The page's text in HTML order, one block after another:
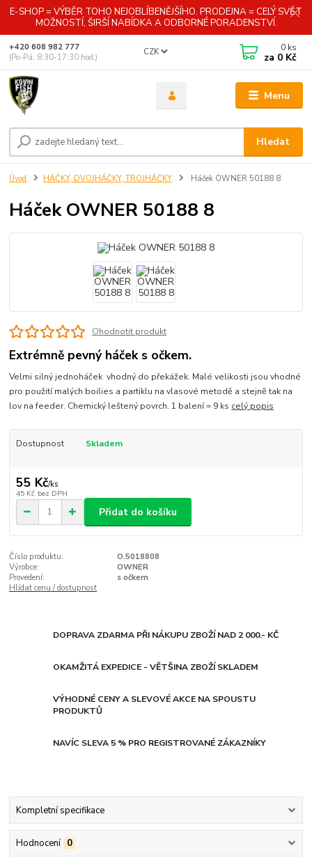
E-SHOP = VÝBĚR TOHO NEJOBLÍBENĚJŠÍHO. PRODEJNA = CELÝ SVĚT
MOŽNOSTÍ, ŠIRŠÍ NABÍDKA A ODBORNÉ PORADENSTVÍ.
Menu
CZK
Hledat
+420 608 982 777
(Po-Pá, 8:30-17:30 hod.)
0 ks
za 0 Kč
Úvod HÁČKY, DVOJHÁČKY, TROJHÁČKY Háček OWNER 50188 8
Háček OWNER 50188 8
Ohodnotit produkt
Extrémně pevný háček s očkem.
Velmi silný jednoháček vhodný do překážek. Malé velikosti jsou vhodné
pro použití malých boilies a partiklu na vlasové metodě a stejně tak na
lov na feeder. Chemický leštený povrch. 1 balení = 9 ks celý popis
Dostupnost Skladem
55 Kč/ks
45 Kč bez DPH
Přidat do košíku
Číslo produktu:
O.5018808
Výrobce:
OWNER
Provedení:
s očkem
Hlídat cenu / dostupnost
DOPRAVA ZDARMA PŘI NÁKUPU ZBOŽÍ NAD 2 000.- KČ
OKAMŽITÁ EXPEDICE - VĚTŠINA ZBOŽÍ SKLADEM
VÝHODNÉ CENY A SLEVOVÉ AKCE NA SPOUSTU
PRODUKTŮ
NAVÍC SLEVA 5 % PRO REGISTROVANÉ ZÁKAZNÍKY
Kompletní specifikace
Hodnocení 0